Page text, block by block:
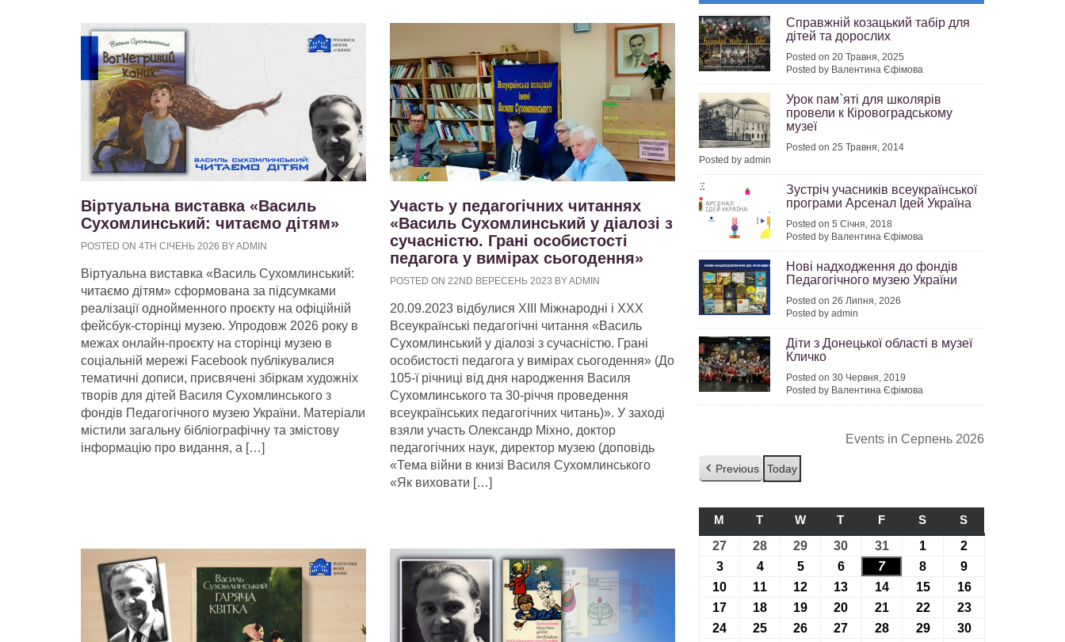
Віртуальна виставка «Василь
Сухомлинський: читаємо дітям»
POSTED ON 4TH СІЧЕНЬ 2026 BY ADMIN
Віртуальна виставка «Василь Сухомлинський:
читаємо дітям» сформована за підсумками
реалізації однойменного проєкту на офіційній
фейсбук-сторінці музею. Упродовж 2026 року в
межах онлайн-проєкту на сторінці музею в
соціальній мережі Facebook публікувалися
тематичні дописи, присвячені збіркам художніх
творів для дітей Василя Сухомлинського з
фондів Педагогічного музею України. Матеріали
містили загальну бібліографічну та змістову
інформацію про видання, а […]
Участь у педагогічних читаннях
«Василь Сухомлинський у діалозі з
сучасністю. Грані особистості
педагога у вимірах сьогодення»
POSTED ON 22ND ВЕРЕСЕНЬ 2023 BY ADMIN
20.09.2023 відбулися ХІІІ Міжнародні і ХХХ
Всеукраїнські педагогічні читання «Василь
Сухомлинський у діалозі з сучасністю. Грані
особистості педагога у вимірах сьогодення» (До
105-ї річниці від дня народження Василя
Сухомлинського та 30-річчя проведення
всеукраїнських педагогічних читань)». У заході
взяли участь Олександр Міхно, доктор
педагогічних наук, директор музею (доповідь
«Тема війни в книзі Василя Сухомлинського
«Як виховати […]
Справжній козацький табір для
дітей та дорослих
Posted on 20 Травня, 2025
Posted by Валентина Єфімова
Урок пам`яті для школярів
провели к Кіровоградському
музеї
Posted on 25 Травня, 2014
Posted by admin
Зустріч учасників всеукраїнської
програми Арсенал Ідей Україна
Posted on 5 Січня, 2018
Posted by Валентина Єфімова
Нові надходження до фондів
Педагогічного музею України
Posted on 26 Липня, 2026
Posted by admin
Діти з Донецької області в музеї
Кличко
Posted on 30 Червня, 2019
Posted by Валентина Єфімова
Events in Серпень 2026
Previous Today
M ПОНЕДІЛОК
T ВІВТОРОК
WСЕРЕДА
T ЧЕТВЕР
FП’ЯТНИЦЯ
S СУБОТА
S
27 27.07.2026
28 28.07.2026
29 29.07.2026
30 30.07.2026
3131.07.2026
1 01.08.2026
2
303.08.2026
404.08.2026
505.08.2026
606.08.2026
707.08.2026
8 08.08.2026
9
10 10.08.2026
11 11.08.2026
12 12.08.2026
13 13.08.2026
1414.08.2026
1515.08.2026
1616.08.2026
17 17.08.2026
18 18.08.2026
19 19.08.2026
20 20.08.2026
2121.08.2026
2222.08.2026
2323.08.2026
24 24.08.2026
25 25.08.2026
26 26.08.2026
27 27.08.2026
2828.08.2026
2929.08.2026
3030.08.2026